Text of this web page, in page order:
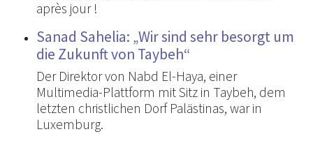
après jour !
Sanad Sahelia: „Wir sind sehr besorgt um
die Zukunft von Taybeh“
Der Direktor von Nabd El-Haya, einer
Multimedia-Plattform mit Sitz in Taybeh, dem
letzten christlichen Dorf Palästinas, war in
Luxemburg.